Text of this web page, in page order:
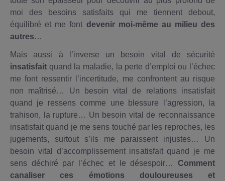
moi des besoins satisfaits qui me tiennent debout,
équilibré et me font devenir moi-même au milieu des
autres…
Mais aussi à l’inverse un besoin vital de sécurité
insatisfait quand la maladie, la perte d’emploi ou l’échec
me font ressentir l’incertitude, me confrontent au risque
non maîtrisé… Un besoin vital de relations insatisfait
quand je ressens comme une blessure l’agression, la
trahison, la rupture… Un besoin vital de reconnaissance
insatisfait quand je me sens touché par les reproches, les
jugements, surtout s’ils me paraissent injustes… Un
besoin vital d’accomplissement insatisfait quand je me
sens déchiré par l’échec et le désespoir… Comment
canaliser ces émotions douloureuses et